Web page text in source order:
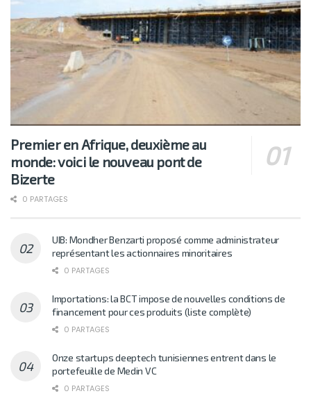
Premier en Afrique, deuxième au
monde: voici le nouveau pont de
Bizerte
0 PARTAGES
UIB: Mondher Benzarti proposé comme administrateur
représentant les actionnaires minoritaires
0 PARTAGES
Importations: la BCT impose de nouvelles conditions de
financement pour ces produits (liste complète)
0 PARTAGES
Onze startups deeptech tunisiennes entrent dans le
portefeuille de Medin VC
0 PARTAGES